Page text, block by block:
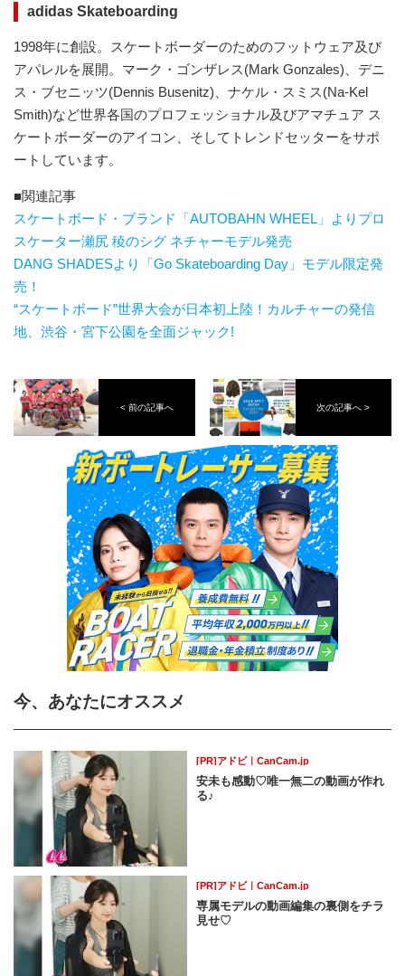
adidas Skateboarding
1998年に創設。スケートボーダーのためのフットウェア及び
アパレルを展開。マーク・ゴンザレス(Mark Gonzales)、デニ
ス・ブセニッツ(Dennis Busenitz)、ナケル・スミス(Na-Kel
Smith)など世界各国のプロフェッショナル及びアマチュア ス
ケートボーダーのアイコン、そしてトレンドセッターをサポ
ートしています。
■関連記事
スケートボード・ブランド「AUTOBAHN WHEEL」よりプロ
スケーター瀬尻 稜のシグ ネチャーモデル発売
DANG SHADESより「Go Skateboarding Day」モデル限定発
売！
“スケートボード”世界大会が日本初上陸！カルチャーの発信
地、渋谷・宮下公園を全面ジャック!
< 前の記事へ 次の記事へ >
今、あなたにオススメ
[PR]アドビ｜CanCam.jp
安未も感動♡唯一無二の動画が作れ
る♪
[PR]アドビ｜CanCam.jp
専属モデルの動画編集の裏側をチラ
見せ♡